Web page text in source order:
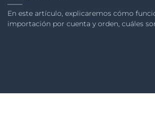
En este artículo, explicaremos cómo
importación por cuenta y orden, cuáles